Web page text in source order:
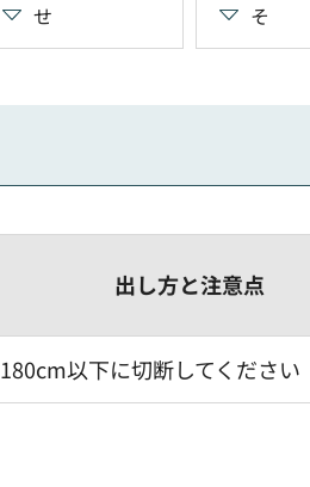
せ そ
出し方と注意点
180cm以下に切断してください